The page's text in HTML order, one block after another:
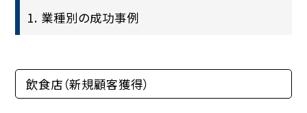
1. 業種別の成功事例
飲食店（新規顧客獲得）